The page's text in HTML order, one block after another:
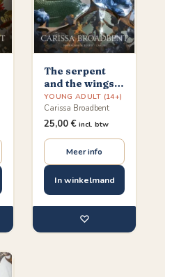
The serpent
and the wings
of night
YOUNG ADULT (14+)
Carissa Broadbent
25,00 € incl. btw
Meer info
In winkelmand
♡